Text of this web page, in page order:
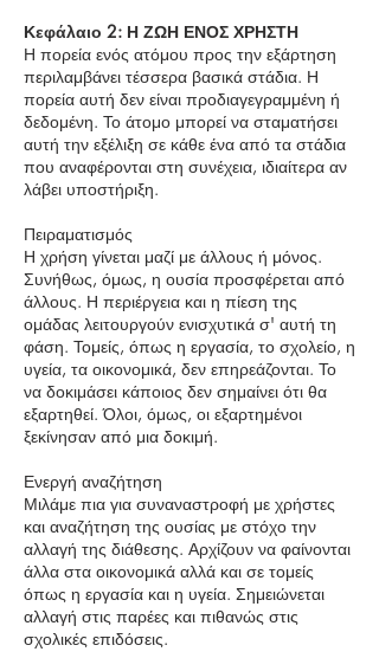
Κεφάλαιο 2: Η ΖΩΗ ΕΝΟΣ ΧΡΗΣΤΗ
Η πορεία ενός ατόμου προς την εξάρτηση
περιλαμβάνει τέσσερα βασικά στάδια. Η
πορεία αυτή δεν είναι προδιαγεγραμμένη ή
δεδομένη. Το άτομο μπορεί να σταματήσει
αυτή την εξέλιξη σε κάθε ένα από τα στάδια
που αναφέρονται στη συνέχεια, ιδιαίτερα αν
λάβει υποστήριξη.
Πειραματισμός
Η χρήση γίνεται μαζί με άλλους ή μόνος.
Συνήθως, όμως, η ουσία προσφέρεται από
άλλους. Η περιέργεια και η πίεση της
ομάδας λειτουργούν ενισχυτικά σ' αυτή τη
φάση. Τομείς, όπως η εργασία, το σχολείο, η
υγεία, τα οικονομικά, δεν επηρεάζονται. Το
να δοκιμάσει κάποιος δεν σημαίνει ότι θα
εξαρτηθεί. Όλοι, όμως, οι εξαρτημένοι
ξεκίνησαν από μια δοκιμή.
Ενεργή αναζήτηση
Μιλάμε πια για συναναστροφή με χρήστες
και αναζήτηση της ουσίας με στόχο την
αλλαγή της διάθεσης. Αρχίζουν να φαίνονται
άλλα στα οικονομικά αλλά και σε τομείς
όπως η εργασία και η υγεία. Σημειώνεται
αλλαγή στις παρέες και πιθανώς στις
σχολικές επιδόσεις.